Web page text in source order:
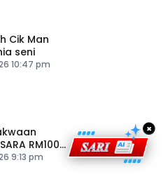
Cik Man
seni
10:47 pm
RM100
9:13 pm
×